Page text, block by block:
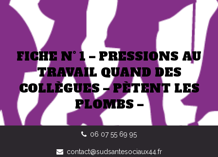
FICHE N° 1 – PRESSIONS AU
TRAVAIL QUAND DES
COLLÈGUES – PÈTENT LES
PLOMBS –
06 07 55 69 95
contact@sudsantesociaux44.fr